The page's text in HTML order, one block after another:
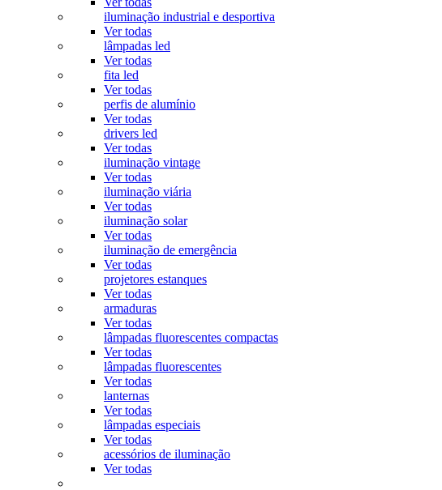
iluminação industrial e desportiva
Ver todas
lâmpadas led
Ver todas
fita led
Ver todas
perfis de alumínio
Ver todas
drivers led
Ver todas
iluminação vintage
Ver todas
iluminação viária
Ver todas
iluminação solar
Ver todas
iluminação de emergência
Ver todas
projetores estanques
Ver todas
armaduras
Ver todas
lâmpadas fluorescentes compactas
Ver todas
lâmpadas fluorescentes
Ver todas
lanternas
Ver todas
lâmpadas especiais
Ver todas
acessórios de iluminação
Ver todas